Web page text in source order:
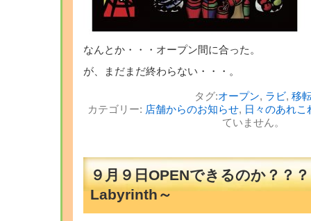
なんとか・・・オープン間に合った。
が、まだまだ終わらない・・・。
タグ:オープン, ラビ, 移
カテゴリー: 店舗からのお知らせ, 日々のあれこ
ていません。
９月９日OPENできるのか？？
Labyrinth～